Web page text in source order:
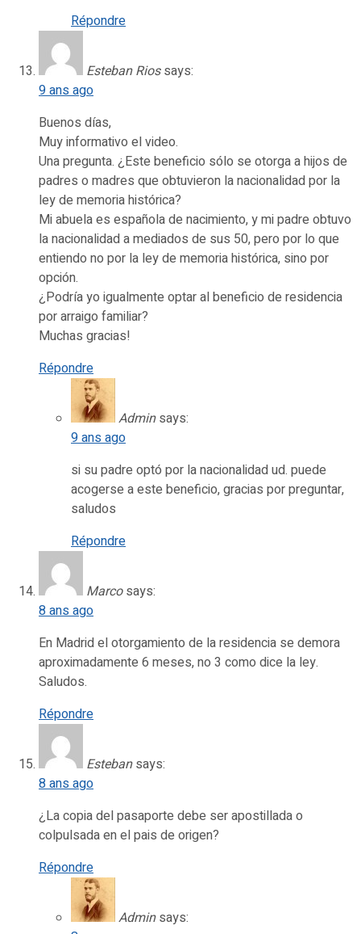
Répondre
Esteban Rios says:
9 ans ago
Buenos días,
Muy informativo el video.
Una pregunta. ¿Este beneficio sólo se otorga a hijos de
padres o madres que obtuvieron la nacionalidad por la
ley de memoria histórica?
Mi abuela es española de nacimiento, y mi padre obtuvo
la nacionalidad a mediados de sus 50, pero por lo que
entiendo no por la ley de memoria histórica, sino por
opción.
¿Podría yo igualmente optar al beneficio de residencia
por arraigo familiar?
Muchas gracias!
Répondre
Admin says:
9 ans ago
si su padre optó por la nacionalidad ud. puede
acogerse a este beneficio, gracias por preguntar,
saludos
Répondre
Marco says:
8 ans ago
En Madrid el otorgamiento de la residencia se demora
aproximadamente 6 meses, no 3 como dice la ley.
Saludos.
Répondre
Esteban says:
8 ans ago
¿La copia del pasaporte debe ser apostillada o
colpulsada en el pais de origen?
Répondre
Admin says: